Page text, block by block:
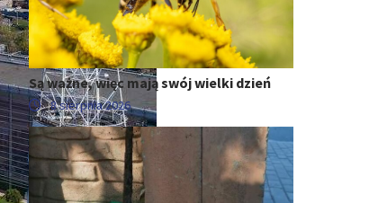
Są ważne, więc mają swój wielki dzień
8 sierpnia 2026